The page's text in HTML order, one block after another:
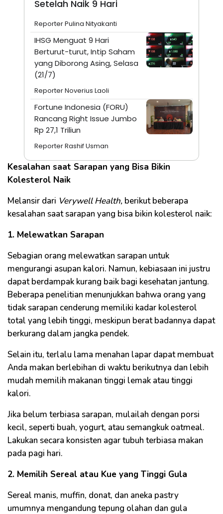
Setelah Naik 9 Hari
Reporter Pulina Nityakanti
IHSG Menguat 9 Hari
Berturut-turut, Intip Saham
yang Diborong Asing, Selasa
(21/7)
Reporter Noverius Laoli
Fortune Indonesia (FORU)
Rancang Right Issue Jumbo
Rp 27,1 Triliun
Reporter Rashif Usman
Kesalahan saat Sarapan yang Bisa Bikin
Kolesterol Naik
Melansir dari Verywell Health, berikut beberapa
kesalahan saat sarapan yang bisa bikin kolesterol naik:
1. Melewatkan Sarapan
Sebagian orang melewatkan sarapan untuk
mengurangi asupan kalori. Namun, kebiasaan ini justru
dapat berdampak kurang baik bagi kesehatan jantung.
Beberapa penelitian menunjukkan bahwa orang yang
tidak sarapan cenderung memiliki kadar kolesterol
total yang lebih tinggi, meskipun berat badannya dapat
berkurang dalam jangka pendek.
Selain itu, terlalu lama menahan lapar dapat membuat
Anda makan berlebihan di waktu berikutnya dan lebih
mudah memilih makanan tinggi lemak atau tinggi
kalori.
Jika belum terbiasa sarapan, mulailah dengan porsi
kecil, seperti buah, yogurt, atau semangkuk oatmeal.
Lakukan secara konsisten agar tubuh terbiasa makan
pada pagi hari.
2. Memilih Sereal atau Kue yang Tinggi Gula
Sereal manis, muffin, donat, dan aneka pastry
umumnya mengandung tepung olahan dan gula